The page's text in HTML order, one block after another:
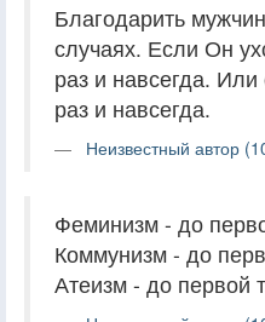
Благодарить
случаях. Если Он
раз и навсегда. Или
раз и навсегда.
Неизвестный автор
Феминизм - до
Коммунизм - до
Атеизм - до первой